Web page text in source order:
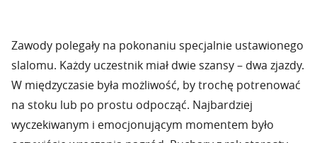
Zawody polegały na pokonaniu specjalnie ustawionego
slalomu. Każdy uczestnik miał dwie szansy – dwa zjazdy.
W międzyczasie była możliwość, by trochę potrenować
na stoku lub po prostu odpocząć. Najbardziej
wyczekiwanym i emocjonującym momentem było